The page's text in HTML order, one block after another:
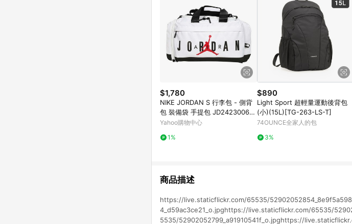
$1,780
NIKE JORDAN S 行李包 - 側背
包 裝備袋 手提包 JD2423006A
D-002 白黑紅
Yahoo購物中心
1%
$890
Light Sport 超輕量運動後背包
(小)(15L)[TG-263-LS-T]
74OUNCE全家人的包
3%
商品描述
https://live.staticflickr.com/65535/
4_d59ac3ce21_o.jpghttps://live.staticflickr.com/65535/
5535/52902052799_a91910541f_o.jpghttps://